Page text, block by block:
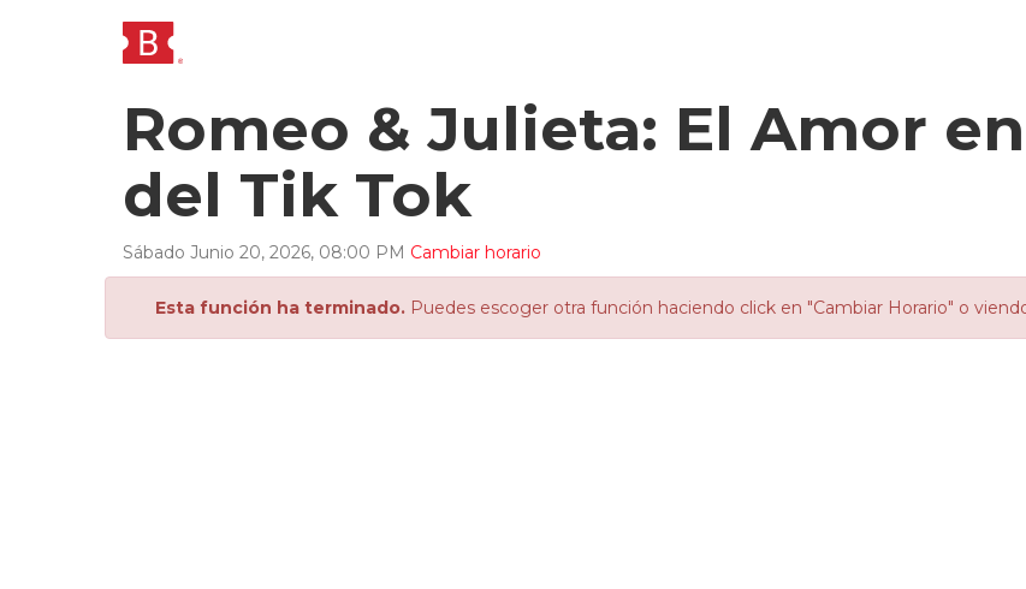
Romeo & Julieta: El Amor
del Tik Tok
Sábado Junio 20, 2026, 08:00 PM Cambiar horario
Esta función ha terminado. Puedes escoger otra función haciendo click en "Cambiar Horario" o